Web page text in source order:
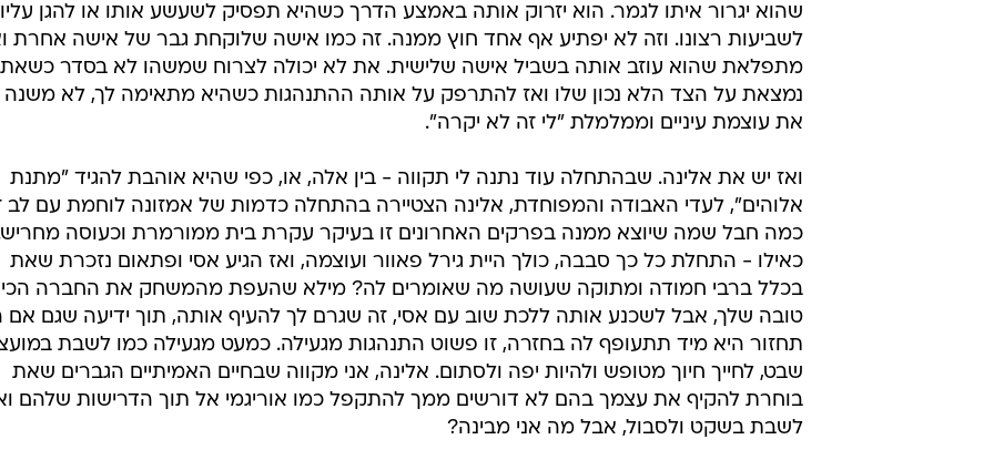
שהוא יגרור איתו לגמר. הוא יזרוק אותה באמצע הדרך כשהיא תפסיק לשעשע אותו או להגן עליו
לשביעות רצונו. וזה לא יפתיע אף אחד חוץ ממנה. זה כמו אישה שלוקחת גבר של אישה אחרת
מתפלאת שהוא עוזב אותה בשביל אישה שלישית. את לא יכולה לצרוח שמשהו לא בסדר כשאת
נמצאת על הצד הלא נכון שלו ואז להתרפק על אותה ההתנהגות כשהיא מתאימה לך, לא
את עוצמת עיניים וממלמלת "לי זה לא יקרה".
ואז יש את אלינה. שבהתחלה עוד נתנה לי תקווה - בין אלה, או, כפי שהיא אוהבת להגיד "מתנת
אלוהים", לעדי האבודה והמפוחדת, אלינה הצטיירה בהתחלה כדמות של אמזונה לוחמת עם לב
כמה חבל שמה שיוצא ממנה בפרקים האחרונים זו בעיקר עקרת בית ממורמרת וכעוסה
כאילו - התחלת כל כך סבבה, כולך היית גירל פאוור ועוצמה, ואז הגיע אסי ופתאום נזכרת שאת
בכלל ברבי חמודה ומתוקה שעושה מה שאומרים לה? מילא שהעפת מהמשחק את החברה הכי
טובה שלך, אבל לשכנע אותה ללכת שוב עם אסי, זה שגרם לך להעיף אותה, תוך ידיעה שגם אם
תחזור היא מיד תתעופף לה בחזרה, זו פשוט התנהגות מגעילה. כמעט מגעילה כמו לשבת
שבט, לחייך חיוך מטופש ולהיות יפה ולסתום. אלינה, אני מקווה שבחיים האמיתיים הגברים שאת
בוחרת להקיף את עצמך בהם לא דורשים ממך להתקפל כמו אוריגמי אל תוך הדרישות שלהם
לשבת בשקט ולסבול, אבל מה אני מבינה?